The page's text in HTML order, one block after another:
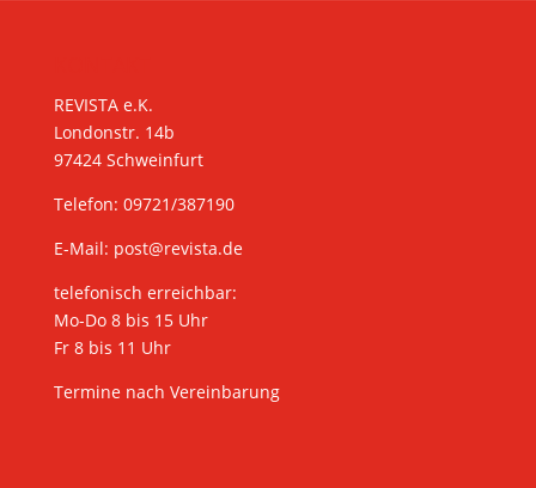
REVISTA e.K.
Londonstr. 14b
97424 Schweinfurt
Telefon: 09721/387190
E-Mail: post@revista.de
telefonisch erreichbar:
Mo-Do 8 bis 15 Uhr
Fr 8 bis 11 Uhr
Termine nach Vereinbarung